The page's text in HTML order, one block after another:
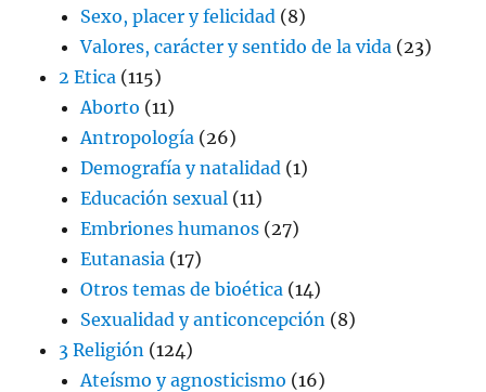
Sexo, placer y felicidad (8)
Valores, carácter y sentido de la vida (23)
2 Etica (115)
Aborto (11)
Antropología (26)
Demografía y natalidad (1)
Educación sexual (11)
Embriones humanos (27)
Eutanasia (17)
Otros temas de bioética (14)
Sexualidad y anticoncepción (8)
3 Religión (124)
Ateísmo y agnosticismo (16)